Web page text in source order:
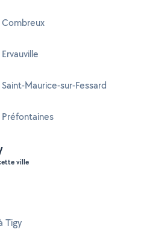
Maurice-sur-Fessard
ville
Tigy